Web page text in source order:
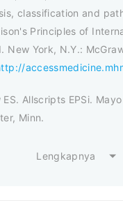
classification and
Principles of
New York, N.Y.:
ES. Allscripts EPSi.
Minn.
Lengkapnya